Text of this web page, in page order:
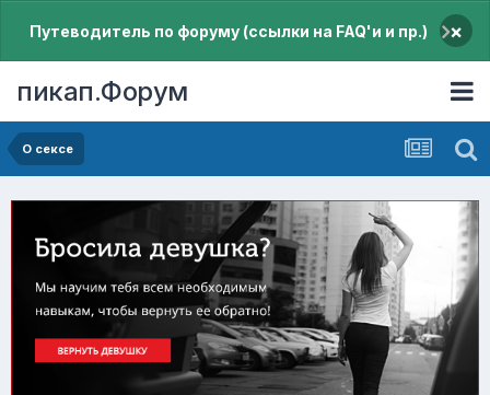
Путеводитель по форуму (ссылки на FAQ'и и пр.) ×
пикап.Форум
О сексе